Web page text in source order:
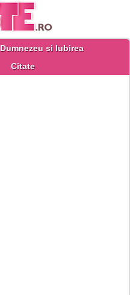
Dumnezeu si Iubirea
Citate